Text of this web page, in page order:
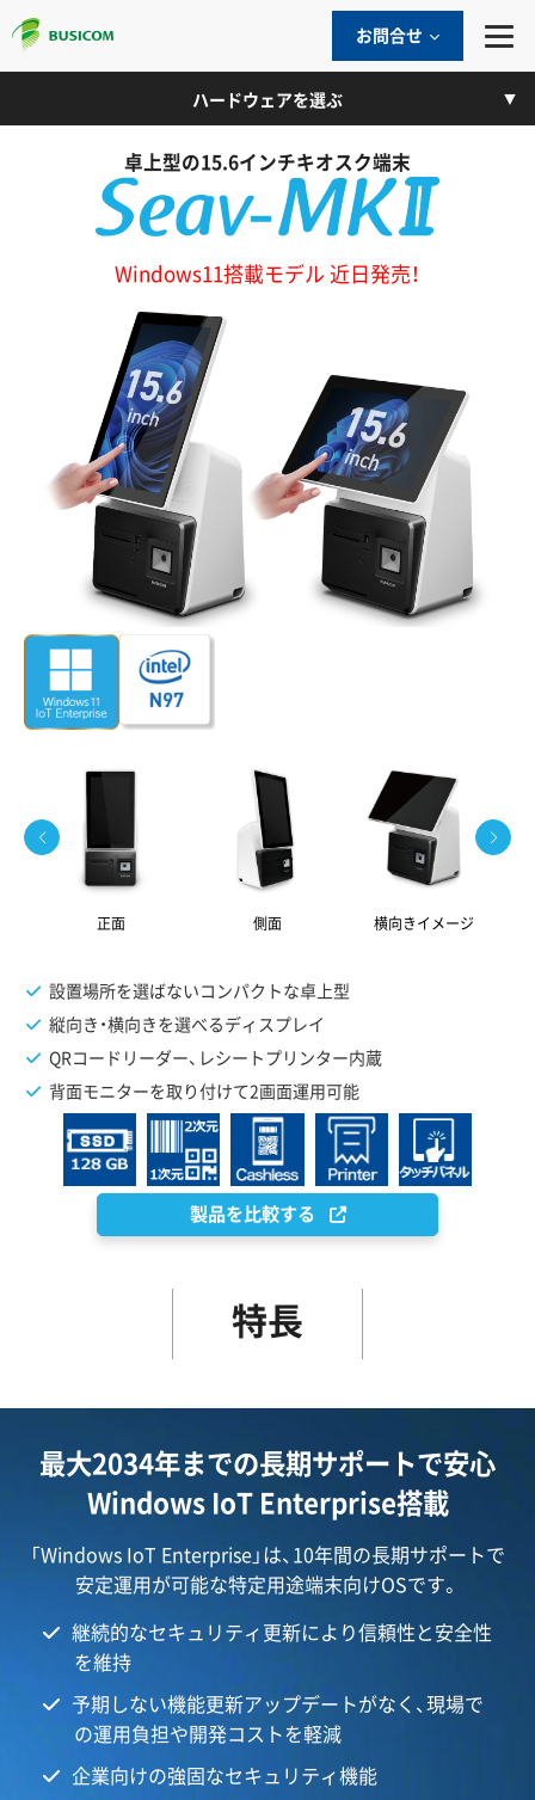
お問合せ
ハードウェアを選ぶ
卓上型の15.6インチキオスク端末
Windows11搭載モデル 近日発売！
正面 側面 横向きイメージ
設置場所を選ばないコンパクトな卓上型
縦向き・横向きを選べるディスプレイ
QRコードリーダー、レシートプリンター内蔵
背面モニターを取り付けて2画面運用可能
製品を比較する
特長
最大2034年までの長期サポートで安心
Windows IoT Enterprise搭載
「Windows IoT Enterprise」は、10年間の長期サポートで
安定運用が可能な特定用途端末向けOSです。
継続的なセキュリティ更新により信頼性と安全性
を維持
予期しない機能更新アップデートがなく、現場で
の運用負担や開発コストを軽減
企業向けの強固なセキュリティ機能